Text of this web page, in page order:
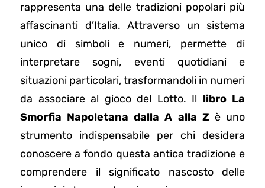
rappresenta una delle tradizioni popolari più
affascinanti d’Italia. Attraverso un sistema
unico di simboli e numeri, permette di
interpretare sogni, eventi quotidiani e
situazioni particolari, trasformandoli in numeri
da associare al gioco del Lotto. Il libro La
Smorfia Napoletana dalla A alla Z è uno
strumento indispensabile per chi desidera
conoscere a fondo questa antica tradizione e
comprendere il significato nascosto delle